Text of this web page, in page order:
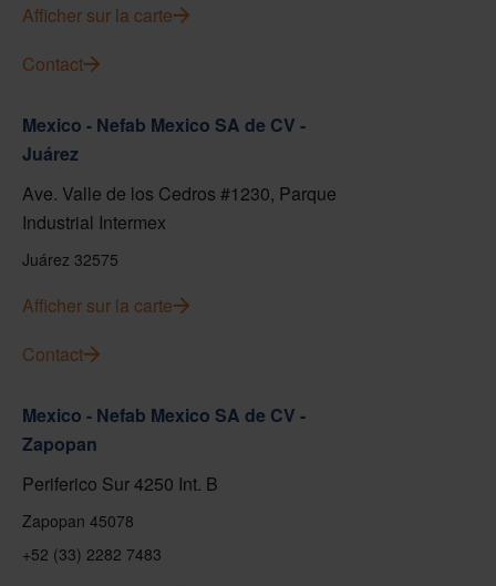
Afficher sur la carte
Contact
Mexico - Nefab Mexico SA de CV -
Juárez
Ave. Valle de los Cedros #1230, Parque
Industrial Intermex
Juárez 32575
Afficher sur la carte
Contact
Mexico - Nefab Mexico SA de CV -
Zapopan
Periferico Sur 4250 Int. B
Zapopan 45078
+52 (33) 2282 7483